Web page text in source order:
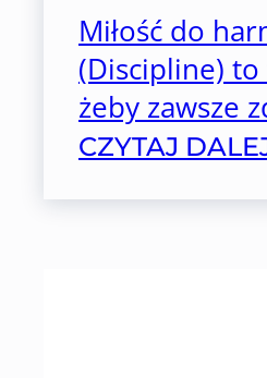
Miłość do
(Discipline)
żeby zawsze
CZYTAJ